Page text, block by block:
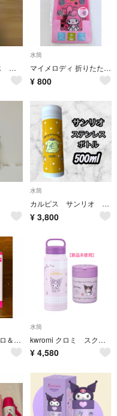
2026年 一番くじ キティちゃん ウォーターボトル 未使用品
水筒
マイメロディ 折りたたみ水筒 500ml
¥ 800
水筒
カルピス サンリオ ポムポムプリン スリムサーモステンレスボトル 500ml
¥ 3,800
新品未使用マイメロ＆クロミ アニバーサリー ステンレスボトル 2点セット 水筒
水筒
kwromi クロミ スクリューマグボトル・デリカポット2点セット【新品未使用】
¥ 4,580